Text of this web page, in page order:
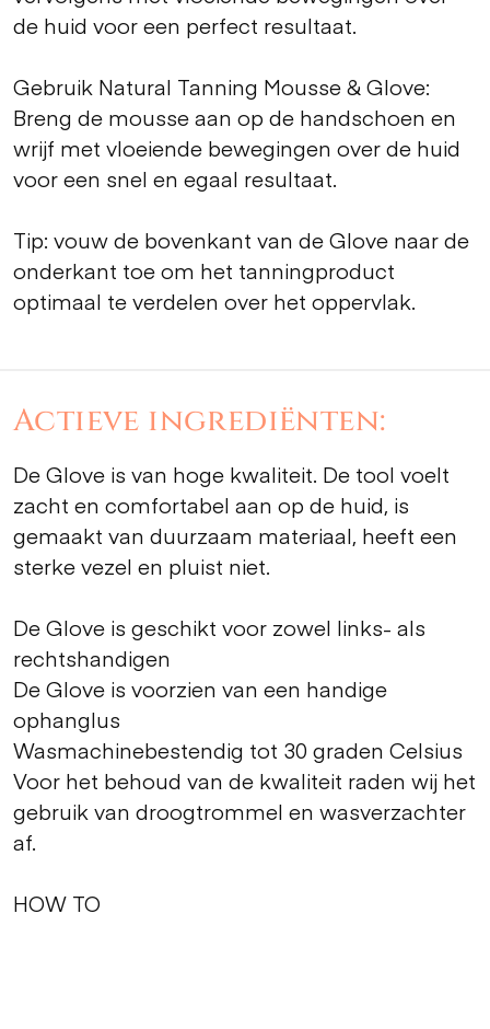
de huid voor een perfect resultaat.
Gebruik Natural Tanning Mousse & Glove:
Breng de mousse aan op de handschoen en
wrijf met vloeiende bewegingen over de huid
voor een snel en egaal resultaat.
Tip: vouw de bovenkant van de Glove naar de
onderkant toe om het tanningproduct
optimaal te verdelen over het oppervlak.
Actieve ingrediënten:
De Glove is van hoge kwaliteit. De tool voelt
zacht en comfortabel aan op de huid, is
gemaakt van duurzaam materiaal, heeft een
sterke vezel en pluist niet.
De Glove is geschikt voor zowel links- als
rechtshandigen
De Glove is voorzien van een handige
ophanglus
Wasmachinebestendig tot 30 graden Celsius
Voor het behoud van de kwaliteit raden wij het
gebruik van droogtrommel en wasverzachter
af.
HOW TO